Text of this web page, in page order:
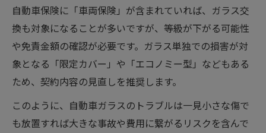
自動車保険に「車両保険」が含まれていれば、ガラス交
換も対象になることが多いですが、等級が下がる可能性
や免責金額の確認が必要です。ガラス単独での損害が対
象となる「限定カバー」や「エコノミー型」などもある
ため、契約内容の見直しを推奨します。
このように、自動車ガラスのトラブルは一見小さな傷で
も放置すれば大きな事故や費用に繋がるリスクを含んで